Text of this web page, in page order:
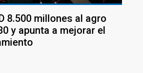
8.500 millones al agro
y apunta a mejorar el